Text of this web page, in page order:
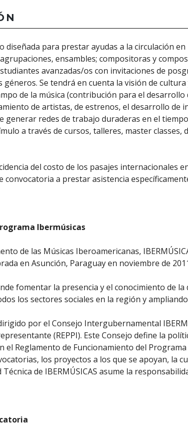
diseñada para prestar ayudas a la circulación
ensambles; compositoras y
avanzadas/os con invitaciones de
géneros. Se tendrá en cuenta la visión de
de la música (contribución para el
de artistas, de estrenos, el desarrollo de
generar redes de trabajo duraderas en el
a través de cursos, talleres, master
del costo de los pasajes
convocatoria a prestar asistencia
Ibermúsicas
de las Músicas Iberoamericanas,
en Asunción, Paraguay en noviembre de
fomentar la presencia y el conocimiento de
los sectores sociales en la región y
por el Consejo Intergubernamental
(REPPI). Este Consejo define la
el Reglamento de Funcionamiento del
los proyectos a los que se apoyan, la
de IBERMÚSICAS asume la